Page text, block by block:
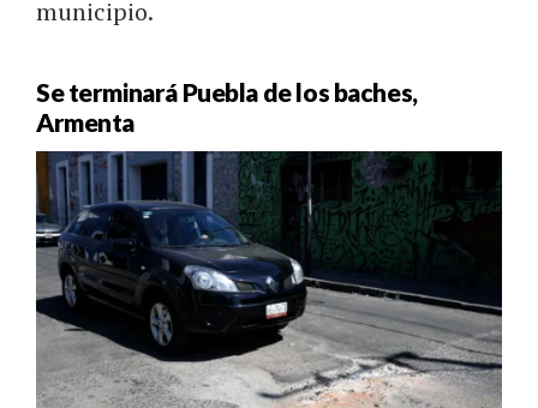
municipio.
Se terminará Puebla de los baches,
Armenta